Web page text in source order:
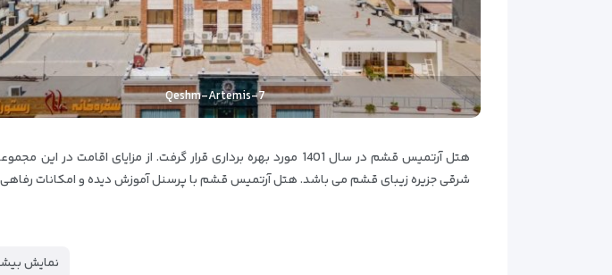
Qeshm-Artemis-7
هتل آرتمیس قشم در سال 1401 مورد بهره برداری قرار گرفت. از
شرقی جزیره زیبای قشم می باشد. هتل آرتمیس قشم با پرسنل آموزش دیده و امکانات رفاهی
نمایش